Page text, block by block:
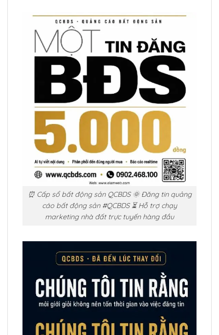
⏰ Cấp sổ bất động sản QCBDS 🌞 Đăng tin quảng
cáo bất động sản #QCBDS ⏳ Hỗ trợ chạy
marketing nhà đất trực tuyến hàng đầu